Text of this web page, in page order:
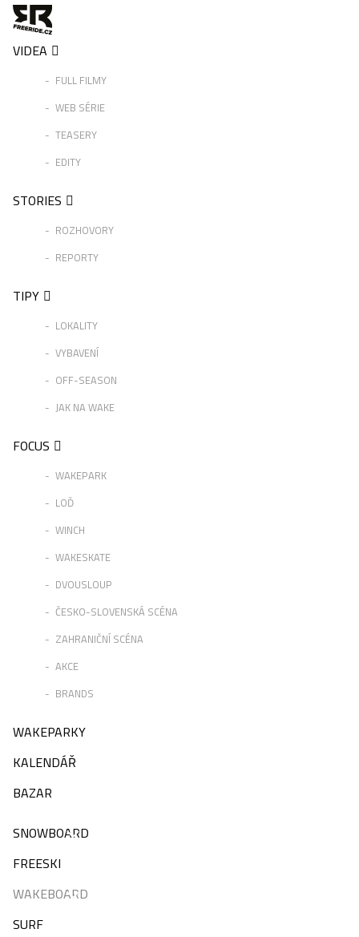
VIDEA
FULL FILMY
WEB SÉRIE
TEASERY
EDITY
STORIES
ROZHOVORY
REPORTY
TIPY
LOKALITY
VYBAVENÍ
OFF-SEASON
JAK NA WAKE
FOCUS
WAKEPARK
LOĎ
WINCH
WAKESKATE
DVOUSLOUP
ČESKO-SLOVENSKÁ SCÉNA
ZAHRANIČNÍ SCÉNA
AKCE
BRANDS
WAKEPARKY
KALENDÁŘ
BAZAR
SNOWBOARD
FREESKI
WAKEBOARD
SURF